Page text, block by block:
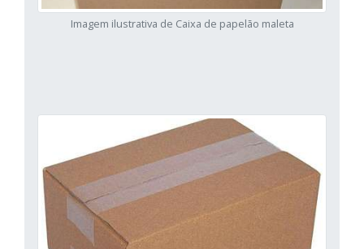
Imagem ilustrativa de Caixa de papelão maleta